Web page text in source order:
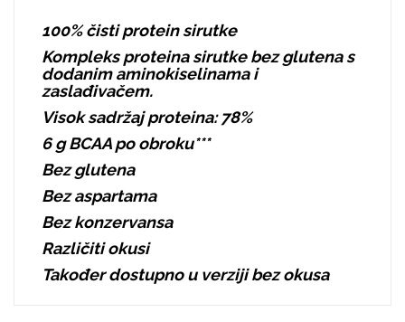
100% čisti protein sirutke
Kompleks proteina sirutke bez glutena s
dodanim aminokiselinama i
zaslađivačem.
Visok sadržaj proteina: 78%
6 g BCAA po obroku***
Bez glutena
Bez aspartama
Bez konzervansa
Različiti okusi
Također dostupno u verziji bez okusa